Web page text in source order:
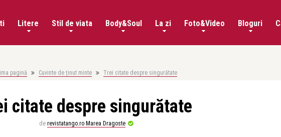
Litere Stil de viata Body&Soul La zi Foto&Video Bloguri
pagină Cuvinte de ținut minte Trei citate despre singurătate
citate despre singurătate
de revistatango.ro Marea Dragoste